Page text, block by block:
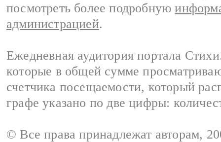
посмотреть более подробную
администрацией.
Ежедневная аудитория портала
которые в общей сумме
счетчика посещаемости, который
графе указано по две цифры:
© Все права принадлежат авторам,